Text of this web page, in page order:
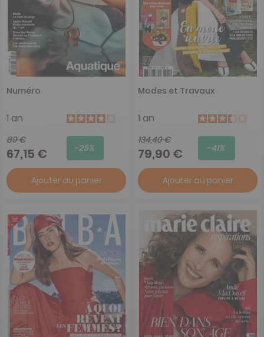
Numéro
1 an
89 €
67,15 € -25%
Ajouter au panier
Modes et Travaux
1 an
134,40 €
79,90 € -41%
Ajouter au panier